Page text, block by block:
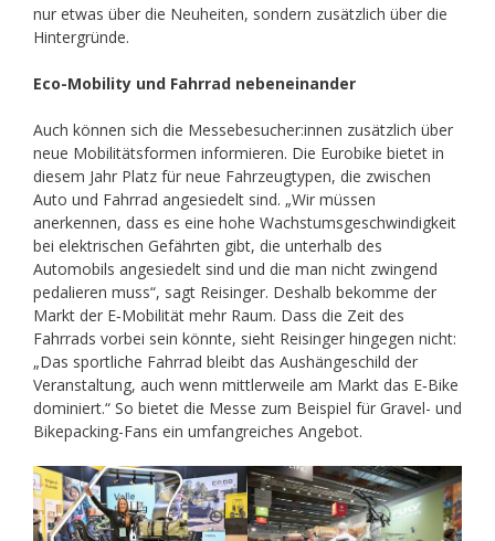
nur etwas über die Neuheiten, sondern zusätzlich über die
Hintergründe.
Eco-Mobility und Fahrrad nebeneinander
Auch können sich die Messebesucher:innen zusätzlich über
neue Mobilitätsformen informieren. Die Eurobike bietet in
diesem Jahr Platz für neue Fahrzeugtypen, die zwischen
Auto und Fahrrad angesiedelt sind. „Wir müssen
anerkennen, dass es eine hohe Wachstumsgeschwindigkeit
bei elektrischen Gefährten gibt, die unterhalb des
Automobils angesiedelt sind und die man nicht zwingend
pedalieren muss“, sagt Reisinger. Deshalb bekomme der
Markt der E‑Mobilität mehr Raum. Dass die Zeit des
Fahrrads vorbei sein könnte, sieht Reisinger hingegen nicht:
„Das sportliche Fahrrad bleibt das Aushängeschild der
Veranstaltung, auch wenn mittlerweile am Markt das E‑Bike
dominiert.“ So bietet die Messe zum Beispiel für Gravel- und
Bikepacking-Fans ein umfangreiches Angebot.